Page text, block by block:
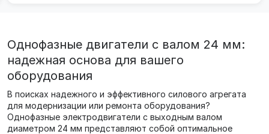
Однофазные двигатели с валом 24 мм:
надежная основа для вашего
оборудования
В поисках надежного и эффективного силового агрегата
для модернизации или ремонта оборудования?
Однофазные электродвигатели с выходным валом
диаметром 24 мм представляют собой оптимальное